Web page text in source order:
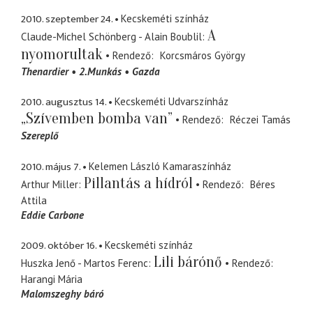
2010. szeptember 24.
Kecskeméti színház
Claude-Michel Schönberg - Alain Boublil A
nyomorultak
Rendező
Korcsmáros György
Thenardier
2.Munkás Gazda
2010. augusztus 14. Kecskeméti Udvarszínház
„Szívemben bomba van” Rendező
Réczei Tamás
Szereplő
2010. május 7.
Kelemen László Kamaraszínház
Arthur Miller Pillantás a hídról Rendező
Béres
Attila
Eddie Carbone
2009. október 16.
Kecskeméti színház
Huszka Jenő - Martos Ferenc Lili bárónő
Rendező
Harangi Mária
Malomszeghy báró